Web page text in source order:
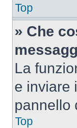
Top
» Che
La
e inviare
pannello
Top